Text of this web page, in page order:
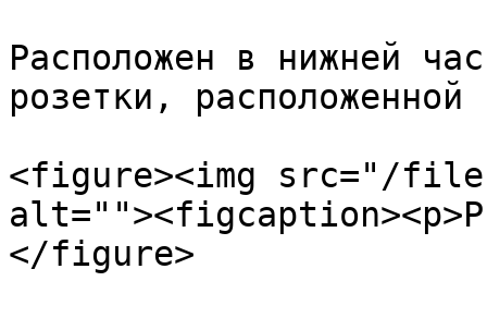
Расположен в нижней
розетки,
<figure><img src="/files/
</figure>